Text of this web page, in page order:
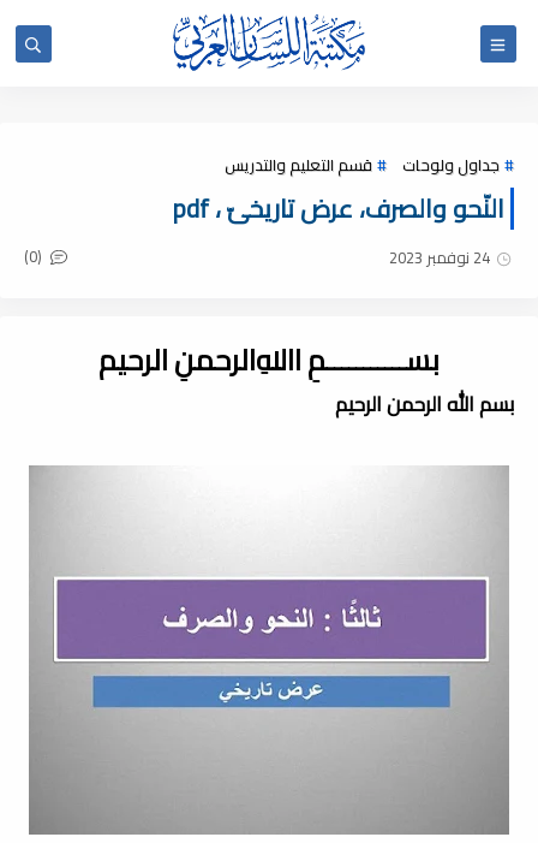
جداول ولوحات قسم التعليم والتدريس
النّحو والصرف، عرض تاريخىّ ، pdf
24 نوفمبر 2023 (0)
بســـــــــــمِ اﷲِالرحمنِ الرحيم
بسم الله الرحمن الرحيم